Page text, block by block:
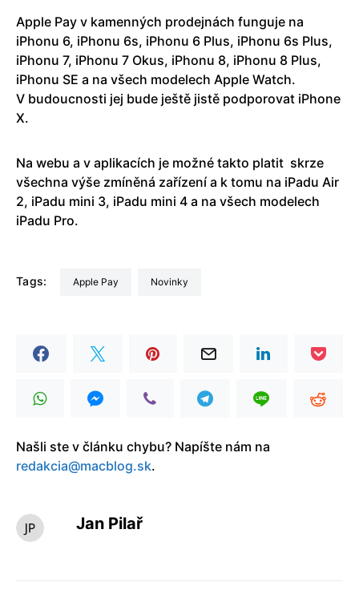
Apple Pay v kamenných prodejnách funguje na
iPhonu 6, iPhonu 6s, iPhonu 6 Plus, iPhonu 6s Plus,
iPhonu 7, iPhonu 7 Okus, iPhonu 8, iPhonu 8 Plus,
iPhonu SE a na všech modelech Apple Watch.
V budoucnosti jej bude ještě jistě podporovat iPhone
X.
Na webu a v aplikacích je možné takto platit skrze
všechna výše zmíněná zařízení a k tomu na iPadu Air
2, iPadu mini 3, iPadu mini 4 a na všech modelech
iPadu Pro.
Tags: Apple Pay Novinky
Našli ste v článku chybu? Napíšte nám na
redakcia@macblog.sk.
Jan Pilař